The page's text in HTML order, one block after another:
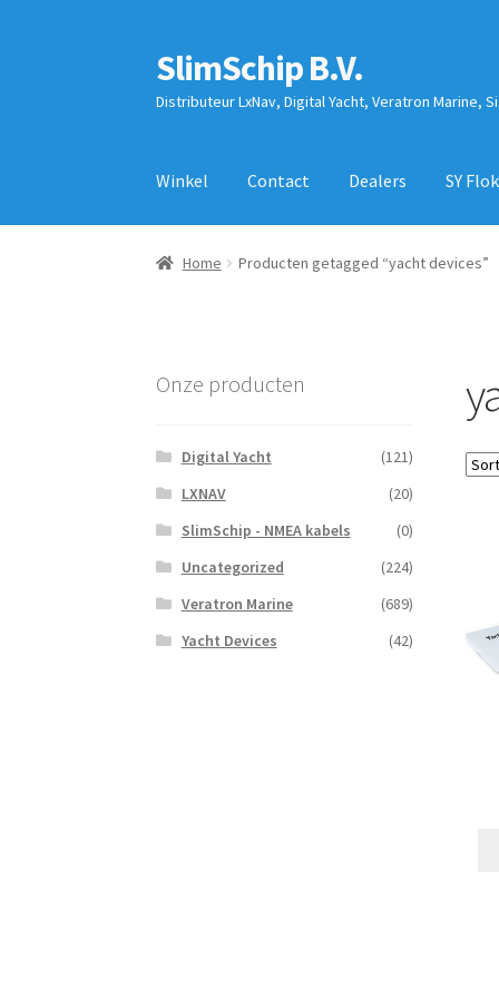
Ga
door
naar
Ga
naar
de
SlimSchip B.V.
Distributeur LxNav, Digital Yacht, Veratron Marine,
Winkel Contact Dealers SY
Home Producten getagged “yacht devices”
Onze producten
Digital Yacht
(121)
LXNAV
(20)
SlimSchip - NMEA kabels
(0)
Uncategorized
(224)
Veratron Marine
(689)
Yacht Devices
(42)